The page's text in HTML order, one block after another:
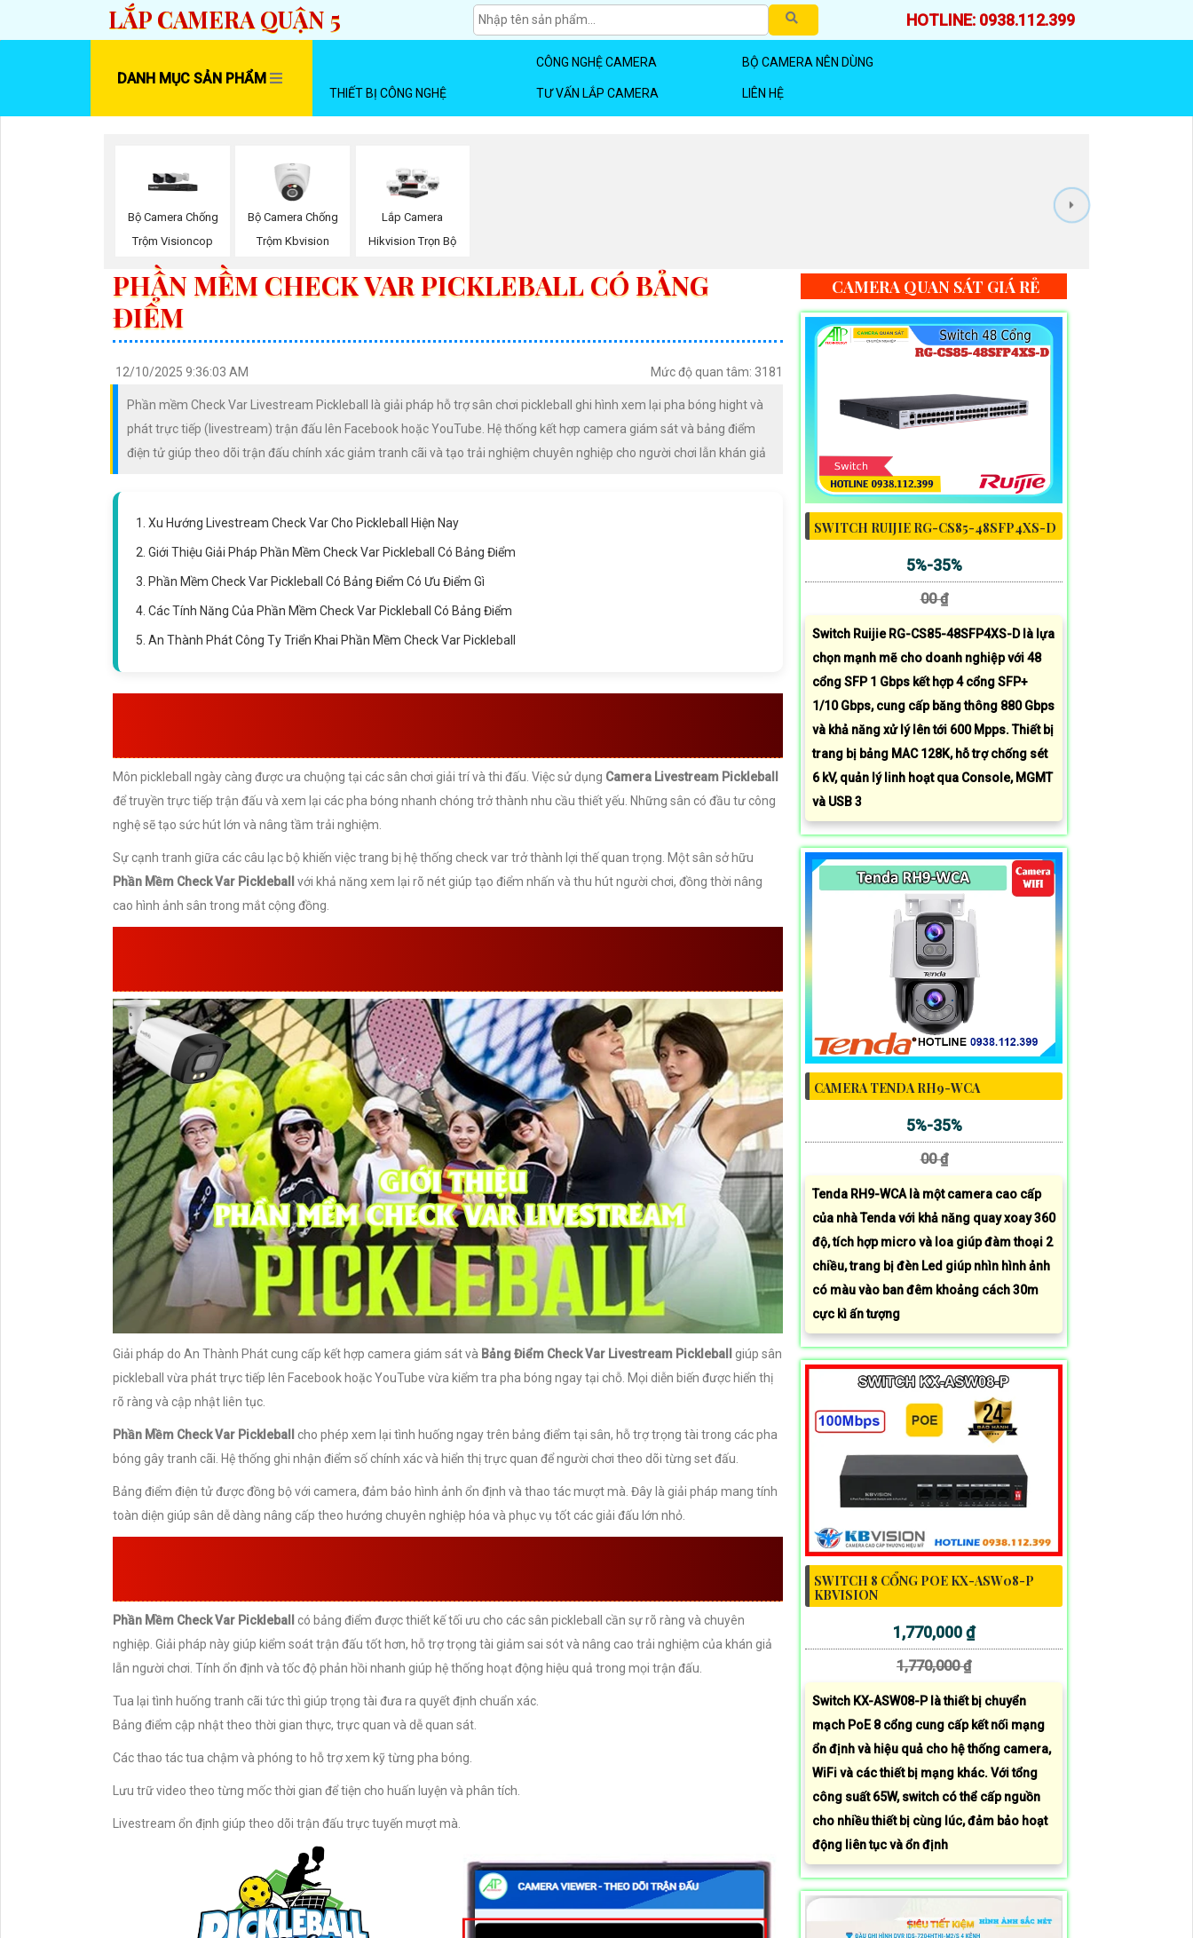
LẮP CAMERA QUẬN 5 HOTLINE: 0938.112.399
DANH MỤC SẢN PHẨM
CÔNG NGHỆ CAMERA BỘ CAMERA NÊN DÙNG
THIẾT BỊ CÔNG NGHỆ TƯ VẤN LẮP CAMERA LIÊN HỆ
Bộ Camera Chống
Trộm Visioncop
Bộ Camera Chống
Trộm Kbvision
Lắp Camera
Hikvision Trọn Bộ
PHẦN MỀM CHECK VAR PICKLEBALL CÓ BẢNG
ĐIỂM
12/10/2025 9:36:03 AM Mức độ quan tâm: 3181
Phần mềm Check Var Livestream Pickleball là giải pháp hỗ trợ sân chơi pickleball ghi hình xem lại pha bóng hight và
phát trực tiếp (livestream) trận đấu lên Facebook hoặc YouTube. Hệ thống kết hợp camera giám sát và bảng điểm
điện tử giúp theo dõi trận đấu chính xác giảm tranh cãi và tạo trải nghiệm chuyên nghiệp cho người chơi lẫn khán giả
1. Xu Hướng Livestream Check Var Cho Pickleball Hiện Nay
2. Giới Thiệu Giải Pháp Phần Mềm Check Var Pickleball Có Bảng Điểm
3. Phần Mềm Check Var Pickleball Có Bảng Điểm Có Ưu Điểm Gì
4. Các Tính Năng Của Phần Mềm Check Var Pickleball Có Bảng Điểm
5. An Thành Phát Công Ty Triển Khai Phần Mềm Check Var Pickleball
Môn pickleball ngày càng được ưa chuộng tại các sân chơi giải trí và thi đấu. Việc sử dụng Camera Livestream Pickleball
để truyền trực tiếp trận đấu và xem lại các pha bóng nhanh chóng trở thành nhu cầu thiết yếu. Những sân có đầu tư công
nghệ sẽ tạo sức hút lớn và nâng tầm trải nghiệm.
Sự cạnh tranh giữa các câu lạc bộ khiến việc trang bị hệ thống check var trở thành lợi thế quan trọng. Một sân sở hữu
Phần Mềm Check Var Pickleball với khả năng xem lại rõ nét giúp tạo điểm nhấn và thu hút người chơi, đồng thời nâng
cao hình ảnh sân trong mắt cộng đồng.
Giải pháp do An Thành Phát cung cấp kết hợp camera giám sát và Bảng Điểm Check Var Livestream Pickleball
giúp sân
pickleball vừa phát trực tiếp lên Facebook hoặc YouTube vừa kiểm tra pha bóng ngay tại chỗ. Mọi diễn biến được hiển thị
rõ ràng và cập nhật liên tục.
Phần Mềm Check Var Pickleball
cho phép xem lại tình huống ngay trên bảng điểm tại sân, hỗ trợ trọng tài trong các pha
bóng gây tranh cãi. Hệ thống ghi nhận điểm số chính xác và hiển thị trực quan để người chơi theo dõi từng set đấu.
Bảng điểm điện tử được đồng bộ với camera, đảm bảo hình ảnh ổn định và thao tác mượt mà. Đây là giải pháp mang tính
toàn diện giúp sân dễ dàng nâng cấp theo hướng chuyên nghiệp hóa và phục vụ tốt các giải đấu lớn nhỏ.
Phần Mềm Check Var Pickleball
có bảng điểm được thiết kế tối ưu cho các sân pickleball cần sự rõ ràng và chuyên
nghiệp. Giải pháp này giúp kiểm soát trận đấu tốt hơn, hỗ trợ trọng tài giảm sai sót và nâng cao trải nghiệm của khán giả
lẫn người chơi. Tính ổn định và tốc độ phản hồi nhanh giúp hệ thống hoạt động hiệu quả trong mọi trận đấu.
Tua lại tình huống tranh cãi tức thì giúp trọng tài đưa ra quyết định chuẩn xác.
Bảng điểm cập nhật theo thời gian thực, trực quan và dễ quan sát.
Các thao tác tua chậm và phóng to hỗ trợ xem kỹ từng pha bóng.
Lưu trữ video theo từng mốc thời gian để tiện cho huấn luyện và phân tích.
Livestream ổn định giúp theo dõi trận đấu trực tuyến mượt mà.
CAMERA QUAN SÁT GIÁ RẺ
SWITCH RUIJIE RG-CS85-48SFP4XS-D
5%-35%
00 ₫
Switch Ruijie RG-CS85-48SFP4XS-D là lựa
chọn mạnh mẽ cho doanh nghiệp với 48
cổng SFP 1 Gbps kết hợp 4 cổng SFP+
1/10 Gbps, cung cấp băng thông 880 Gbps
và khả năng xử lý lên tới 600 Mpps. Thiết bị
trang bị bảng MAC 128K, hỗ trợ chống sét
6 kV, quản lý linh hoạt qua Console, MGMT
và USB 3
CAMERA TENDA RH9-WCA
5%-35%
00 ₫
Tenda RH9-WCA là một camera cao cấp
của nhà Tenda với khả năng quay xoay 360
độ, tích hợp micro và loa giúp đàm thoại 2
chiều, trang bị đèn Led giúp nhìn hình ảnh
có màu vào ban đêm khoảng cách 30m
cực kì ấn tượng
SWITCH 8 CỔNG POE KX-ASW08-P
KBVISION
1,770,000 ₫
1,770,000 ₫
Switch KX-ASW08-P là thiết bị chuyển
mạch PoE 8 cổng cung cấp kết nối mạng
ổn định và hiệu quả cho hệ thống camera,
WiFi và các thiết bị mạng khác. Với tổng
công suất 65W, switch có thể cấp nguồn
cho nhiều thiết bị cùng lúc, đảm bảo hoạt
động liên tục và ổn định